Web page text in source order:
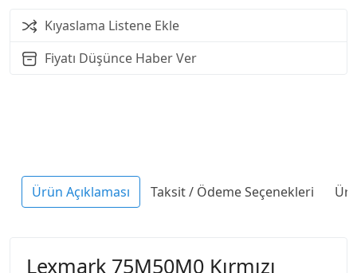
Kıyaslama Listene Ekle
Fiyatı Düşünce Haber Ver
Ürün Açıklaması Taksit / Ödeme Seçenekleri
Lexmark 75M50M0 Kırmızı